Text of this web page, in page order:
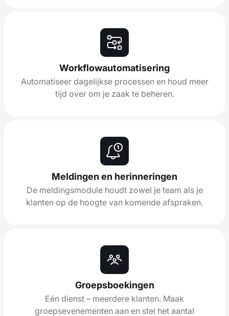
Workflowautomatisering
Automatiseer dagelijkse processen en houd meer
tijd over om je zaak te beheren.
Meldingen en herinneringen
De meldingsmodule houdt zowel je team als je
klanten op de hoogte van komende afspraken.
Groepsboekingen
Eén dienst – meerdere klanten. Maak
groepsevenementen aan en stel het aantal